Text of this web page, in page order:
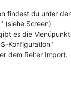
findest du unter
(siehe Screen)
es die
Konfiguration"
dem Reiter Import.